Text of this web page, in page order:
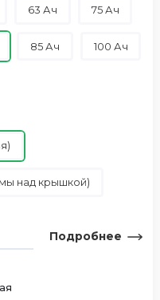
63 Ач 75 Ач
85 Ач 100 Ач
над крышкой)
Подробнее